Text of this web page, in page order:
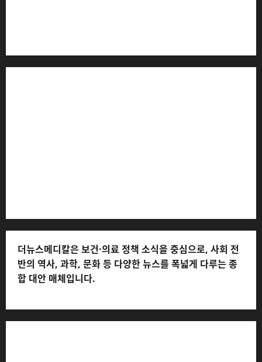
더뉴스메디칼은 보건·의료 정책 소식을 중심으로, 사회 전
반의 역사, 과학, 문화 등 다양한 뉴스를 폭넓게 다루는 종
합 대안 매체입니다.